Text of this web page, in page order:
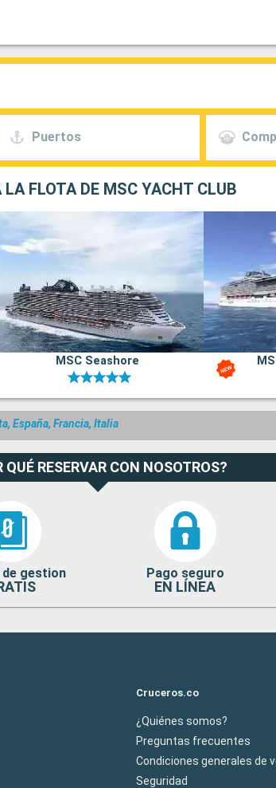
Puertos
LA FLOTA DE MSC YACHT CLUB
MSC Seashore
España, Francia, Italia
QUÉ RESERVAR CON NOSOTROS?
gestion Pago seguro
EN LÍNEA
Cruceros.co
¿Quiénes somos?
Preguntas frecuentes
Condiciones generales de
Seguridad